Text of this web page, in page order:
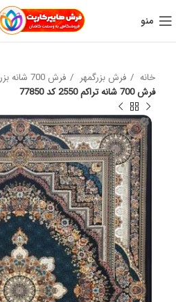
منو
خانه فرش بزرگمهر
فرش 700 شانه بزرگمهر
فرش 700 شانه تراکم 2550 کد 77850